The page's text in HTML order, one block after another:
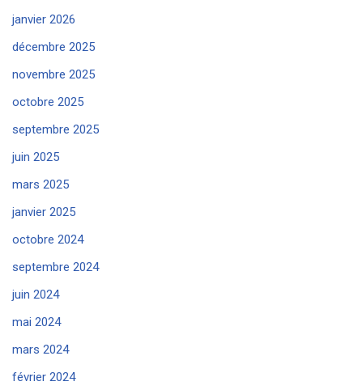
janvier 2026
décembre 2025
novembre 2025
octobre 2025
septembre 2025
juin 2025
mars 2025
janvier 2025
octobre 2024
septembre 2024
juin 2024
mai 2024
mars 2024
février 2024